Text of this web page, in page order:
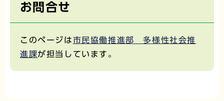
お問合せ
このページは市民協働推進部 多様性社会推
進課が担当しています。